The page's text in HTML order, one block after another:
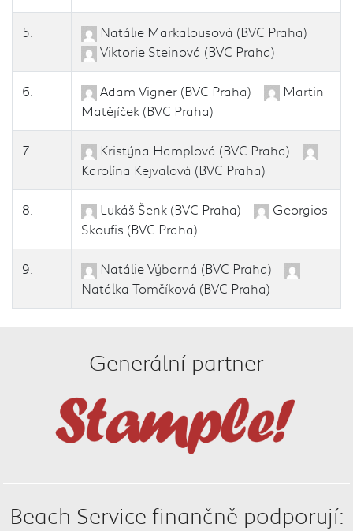
5.
Natálie Markalousová (BVC Praha)
Viktorie Steinová (BVC Praha)
6. Adam Vigner (BVC Praha)
Martin
Matějíček (BVC Praha)
7.
Kristýna Hamplová (BVC Praha)
Karolína Kejvalová (BVC Praha)
8. Lukáš Šenk (BVC Praha)
Georgios
Skoufis (BVC Praha)
9.
Natálie Výborná (BVC Praha)
Natálka Tomčíková (BVC Praha)
Generální partner
Beach Service finančně podporují: